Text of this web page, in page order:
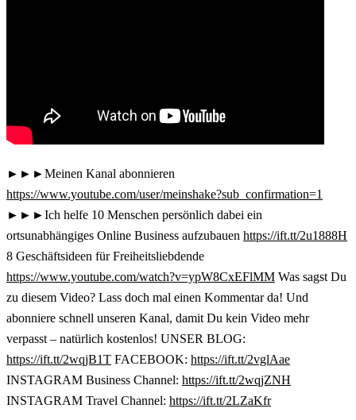
►►►Meinen Kanal abonnieren
https://www.youtube.com/user/meinshake?sub_confirmation=1
►►►Ich helfe 10 Menschen persönlich dabei ein
ortsunabhängiges Online Business aufzubauen https://ift.tt/2u1888H
8 Geschäftsideen für Freiheitsliebdende
https://www.youtube.com/watch?v=ypW8CxEFlMM Was sagst Du
zu diesem Video? Lass doch mal einen Kommentar da! Und
abonniere schnell unseren Kanal, damit Du kein Video mehr
verpasst – natürlich kostenlos! UNSER BLOG:
https://ift.tt/2wqjB1T FACEBOOK: https://ift.tt/2vglAae
INSTAGRAM Business Channel: https://ift.tt/2wqjZNH
INSTAGRAM Travel Channel: https://ift.tt/2LZaKfr